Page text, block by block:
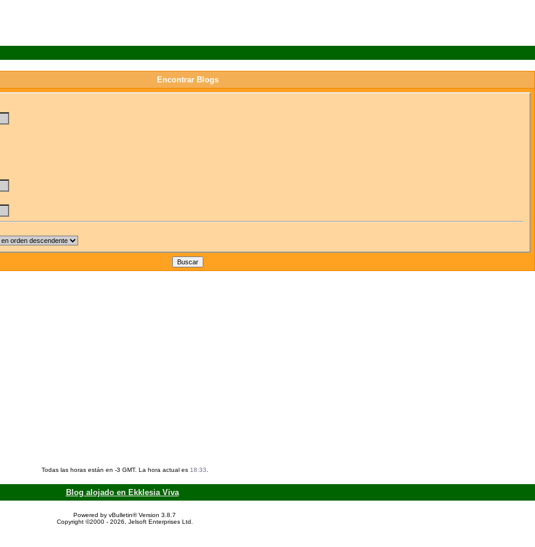
Encontrar Blogs
Todas las horas están en -3 GMT. La hora actual es 18:33.
Blog alojado en Ekklesia Viva
Powered by vBulletin® Version 3.8.7
Copyright ©2000 - 2026, Jelsoft Enterprises Ltd.